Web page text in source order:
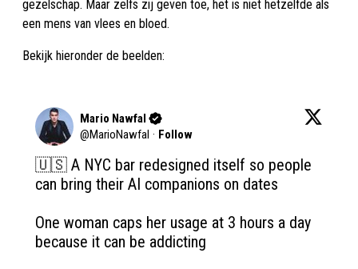
gezelschap. Maar zelfs zij geven toe, het is niet hetzelfde als
een mens van vlees en bloed.
Bekijk hieronder de beelden:
Mario Nawfal
@MarioNawfal · Follow
🇺🇸 A NYC bar redesigned itself so people
can bring their AI companions on dates
One woman caps her usage at 3 hours a day
because it can be addicting